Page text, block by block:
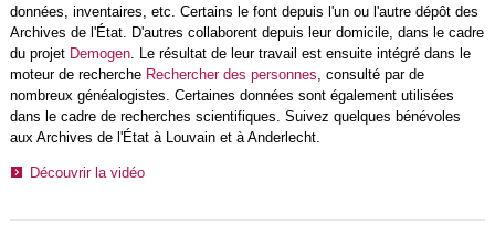
données, inventaires, etc. Certains le font depuis l'un ou l'autre dépôt des
Archives de l'État. D'autres collaborent depuis leur domicile, dans le cadre
du projet Demogen. Le résultat de leur travail est ensuite intégré dans le
moteur de recherche Rechercher des personnes , consulté par de
nombreux généalogistes. Certaines données sont également utilisées
dans le cadre de recherches scientifiques. Suivez quelques bénévoles
aux Archives de l'État à Louvain et à Anderlecht.
Découvrir la vidéo